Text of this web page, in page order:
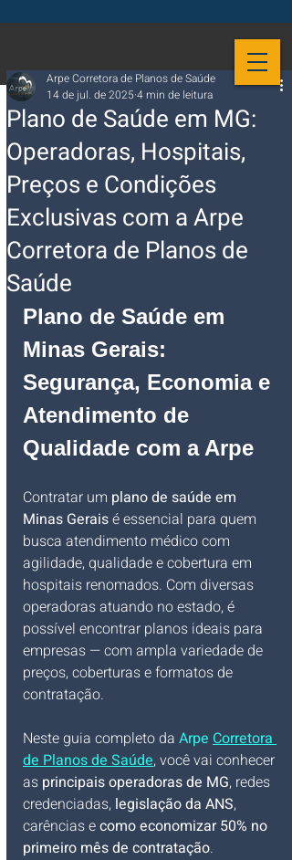
Plano de Saúde em MG:
Operadoras, Hospitais,
Preços e Condições
Exclusivas com a Arpe
Corretora de Planos de
Saúde
Arpe Corretora de Planos de Saúde
14 de jul. de 2025 4 min de leitura
Plano de Saúde em
Minas Gerais:
Segurança, Economia e
Atendimento de
Qualidade com a Arpe
Contratar um plano de saúde em
Minas Gerais é essencial para quem
busca atendimento médico com
agilidade, qualidade e cobertura em
hospitais renomados. Com diversas
operadoras atuando no estado, é
possível encontrar planos ideais para
empresas — com ampla variedade de
preços, coberturas e formatos de
contratação.
Neste guia completo da Arpe Corretora
de Planos de Saúde, você vai conhecer
as principais operadoras de MG, redes
credenciadas, legislação da ANS,
carências e como economizar 50% no
primeiro mês de contratação.